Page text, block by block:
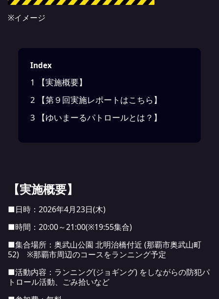
※イメージ
Index
1
【実施概要】
2 【第９回実施レポートはこちら】
3 【ゆいまーるパトロールとは？】
【実施概要】
■日時：2026年4月23日(木)
■時間：20:00～21:00(※19:55集合)
■集合場所：奥武山公園 北明治橋付近 (那覇市奥武山町
52) ※那覇市周辺のコースをランニング予定
■活動内容：ランニング(ジョギング) をしながらの防犯パ
トロール活動、ごみ拾いなど